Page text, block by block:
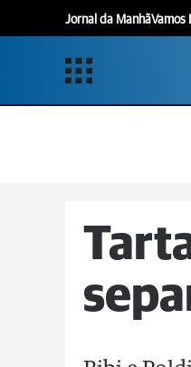
Jornal da ManhãVamos